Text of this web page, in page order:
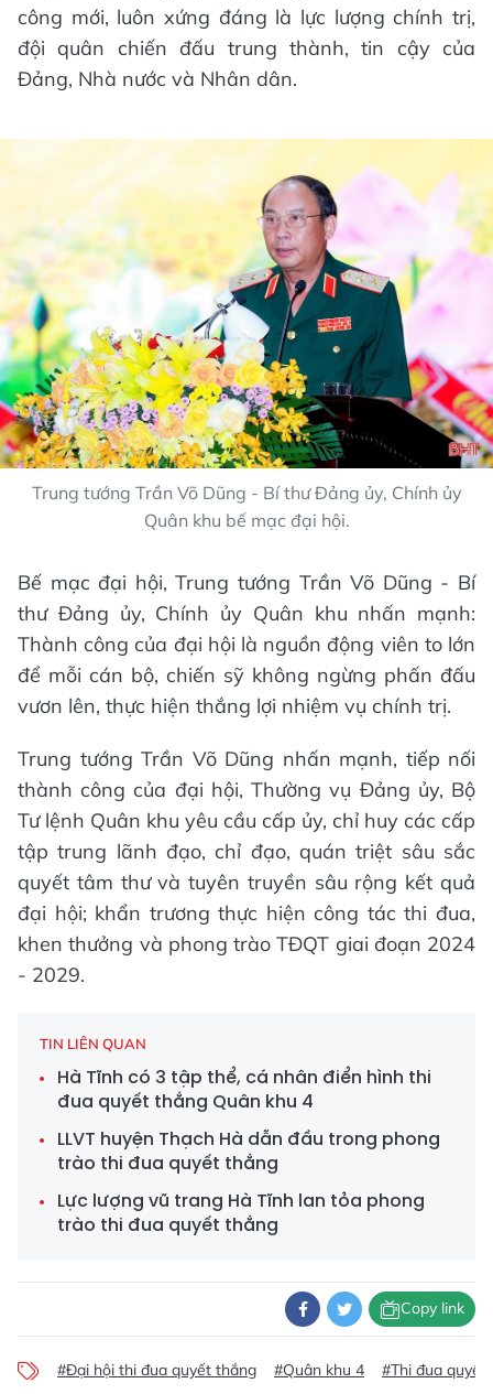
công mới, luôn xứng đáng là lực lượng chính trị,
đội quân chiến đấu trung thành, tin cậy của
Đảng, Nhà nước và Nhân dân.
Trung tướng Trần Võ Dũng - Bí thư Đảng ủy, Chính ủy
Quân khu bế mạc đại hội.
Bế mạc đại hội, Trung tướng Trần Võ Dũng - Bí
thư Đảng ủy, Chính ủy Quân khu nhấn mạnh:
Thành công của đại hội là nguồn động viên to lớn
để mỗi cán bộ, chiến sỹ không ngừng phấn đấu
vươn lên, thực hiện thắng lợi nhiệm vụ chính trị.
Trung tướng Trần Võ Dũng nhấn mạnh, tiếp nối
thành công của đại hội, Thường vụ Đảng ủy, Bộ
Tư lệnh Quân khu yêu cầu cấp ủy, chỉ huy các cấp
tập trung lãnh đạo, chỉ đạo, quán triệt sâu sắc
quyết tâm thư và tuyên truyền sâu rộng kết quả
đại hội; khẩn trương thực hiện công tác thi đua,
khen thưởng và phong trào TĐQT giai đoạn 2024
- 2029.
TIN LIÊN QUAN
Hà Tĩnh có 3 tập thể, cá nhân điển hình thi
đua quyết thắng Quân khu 4
LLVT huyện Thạch Hà dẫn đầu trong phong
trào thi đua quyết thắng
Lực lượng vũ trang Hà Tĩnh lan tỏa phong
trào thi đua quyết thắng
Copy link
#Đại hội thi đua quyết thắng #Quân khu 4 #Thi đua quyết